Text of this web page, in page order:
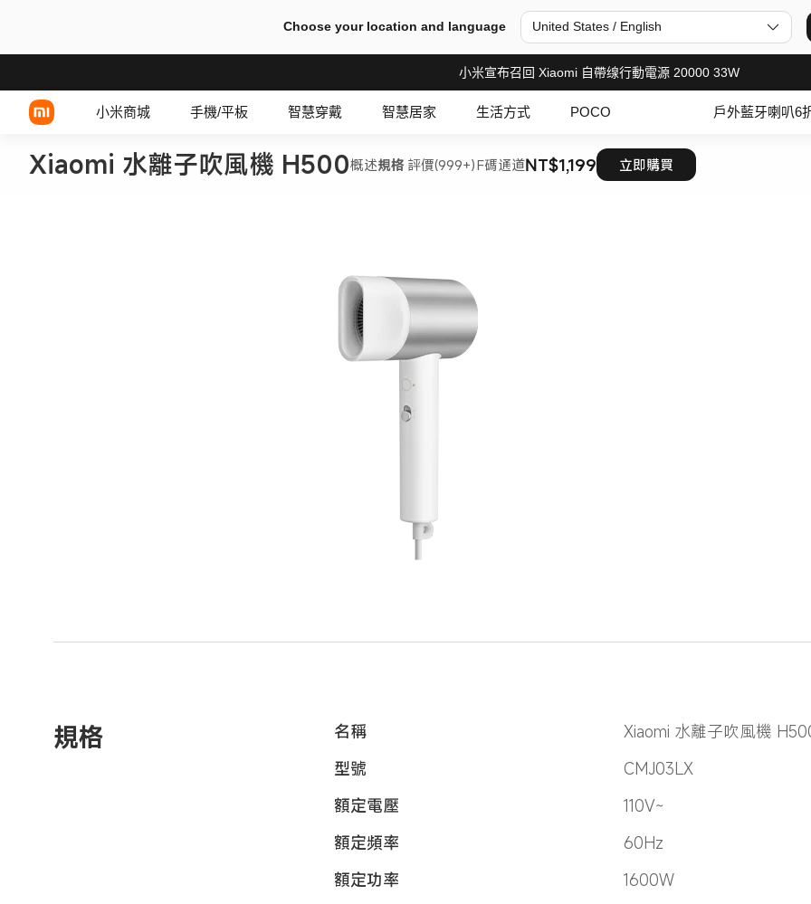
Choose your location and language United States / English
小米宣布召回 Xiaomi 自帶缐行動電源 20000 33W
小米商城 手機/平板 智慧穿戴 智慧居家 生活方式 POCO 戶外藍牙喇叭6
Xiaomi 水離子吹風機 H500概述規格 評價(999+)F碼通道NT$1,199 立即購買
規格 名稱
Xiaomi 水離子吹風機
型號
CMJ03LX
額定電壓
110V~
額定頻率
60Hz
額定功率
1600W